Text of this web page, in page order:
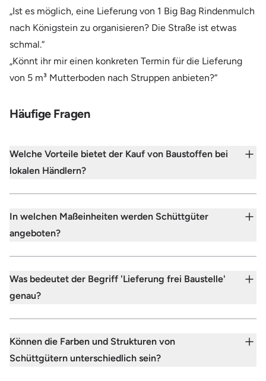
„Ist es möglich, eine Lieferung von 1 Big Bag Rindenmulch
nach Königstein zu organisieren? Die Straße ist etwas
schmal.“
„Könnt ihr mir einen konkreten Termin für die Lieferung
von 5 m³ Mutterboden nach Struppen anbieten?“
Häufige Fragen
Welche Vorteile bietet der Kauf von Baustoffen bei
lokalen Händlern?
In welchen Maßeinheiten werden Schüttgüter
angeboten?
Was bedeutet der Begriff 'Lieferung frei Baustelle'
genau?
Können die Farben und Strukturen von
Schüttgütern unterschiedlich sein?